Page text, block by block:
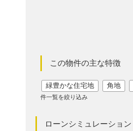
この物件の主な特徴
緑豊かな住宅地 角地
件一覧を絞り込み
ローンシミュレーション